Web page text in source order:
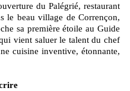
le beau village de Corrençon,
sa première étoile au Guide
vient saluer le talent du chef
cuisine inventive, étonnante,